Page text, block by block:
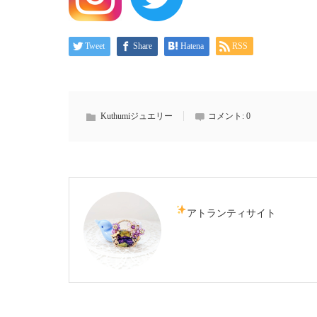
Tweet Share Hatena RSS
Kuthumiジュエリー コメント: 0
アトランティサイト